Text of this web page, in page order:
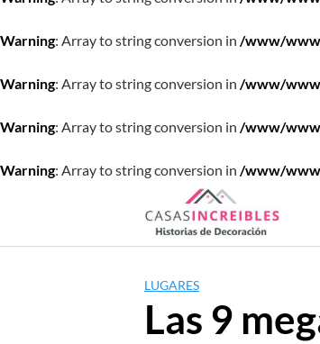
Warning: Array to string conversion in /www/
Warning: Array to string conversion in /www/
Warning: Array to string conversion in /www/
Warning: Array to string conversion in /www/
LUGARES
Las 9